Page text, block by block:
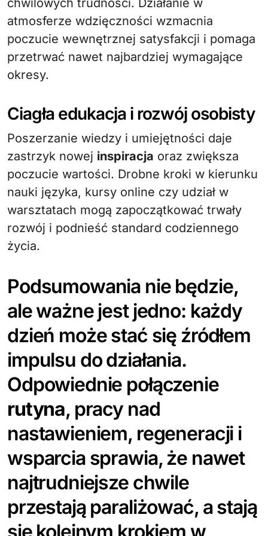
chwilowych trudności. Działanie w
atmosferze wdzięczności wzmacnia
poczucie wewnętrznej satysfakcji i pomaga
przetrwać nawet najbardziej wymagające
okresy.
Ciagła edukacja i rozwój osobisty
Poszerzanie wiedzy i umiejętności daje
zastrzyk nowej inspiracja oraz zwiększa
poczucie wartości. Drobne kroki w kierunku
nauki języka, kursy online czy udział w
warsztatach mogą zapoczątkować trwały
rozwój i podnieść standard codziennego
życia.
Podsumowania nie będzie,
ale ważne jest jedno: każdy
dzień może stać się źródłem
impulsu do działania.
Odpowiednie połączenie
rutyna, pracy nad
nastawieniem, regeneracji i
wsparcia sprawia, że nawet
najtrudniejsze chwile
przestają paraliżować, a stają